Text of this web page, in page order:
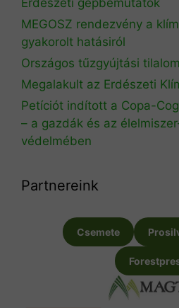
Erdészeti gépbemutatók
MEGOSZ rendezvény a
gyakorolt hatásiról
Országos tűzgyújtási
Megalakult az Erdészeti
Petíciót indított a Copa-
– a gazdák és az
védelmében
Partnereink
Csemete